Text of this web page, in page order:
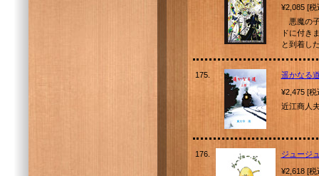
¥2,085 [
悪魔の子
ドに付き
と到着し
175.
遥かなる
¥2,475 [
近江商人
176.
ジュージ
¥2,618 [